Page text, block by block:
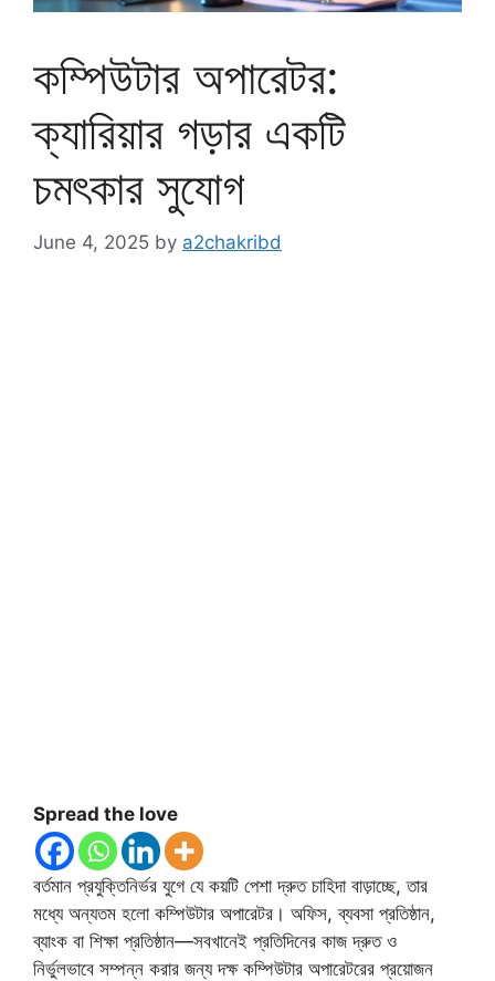
কম্পিউটার অপারেটর:
ক্যারিয়ার গড়ার একটি
চমৎকার সুযোগ
June 4, 2025 by a2chakribd
Spread the love
বর্তমান প্রযুক্তিনির্ভর যুগে যে কয়টি পেশা দ্রুত চাহিদা বাড়াচ্ছে, তার
মধ্যে অন্যতম হলো কম্পিউটার অপারেটর। অফিস, ব্যবসা প্রতিষ্ঠান,
ব্যাংক বা শিক্ষা প্রতিষ্ঠান—সবখানেই প্রতিদিনের কাজ দ্রুত ও
নির্ভুলভাবে সম্পন্ন করার জন্য দক্ষ কম্পিউটার অপারেটরের প্রয়োজন